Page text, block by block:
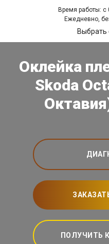
Время работы: с
Ежедневно,
Выбрать
Оклейка
Skoda
ПОЛУЧИТЬ